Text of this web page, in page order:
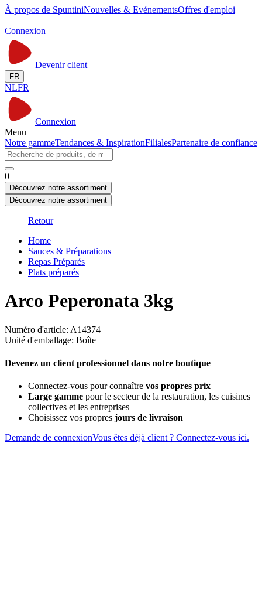
À propos de SpuntiniNouvelles & EvénementsOffres d'emploi
Connexion
Devenir client
FR
NLFR
Connexion
Menu
Notre gammeTendances & InspirationFilialesPartenaire de confiance
0
Découvrez notre assortiment
Découvrez notre assortiment
Retour
Home
Sauces & Préparations
Repas Préparés
Plats préparés
Arco Peperonata 3kg
Numéro d'article: A14374
Unité d'emballage: Boîte
Devenez un client professionnel dans notre boutique
Connectez-vous pour connaître vos propres prix
Large gamme pour le secteur de la restauration, les cuisines
collectives et les entreprises
Choisissez vos propres jours de livraison
Demande de connexionVous êtes déjà client ? Connectez-vous ici.